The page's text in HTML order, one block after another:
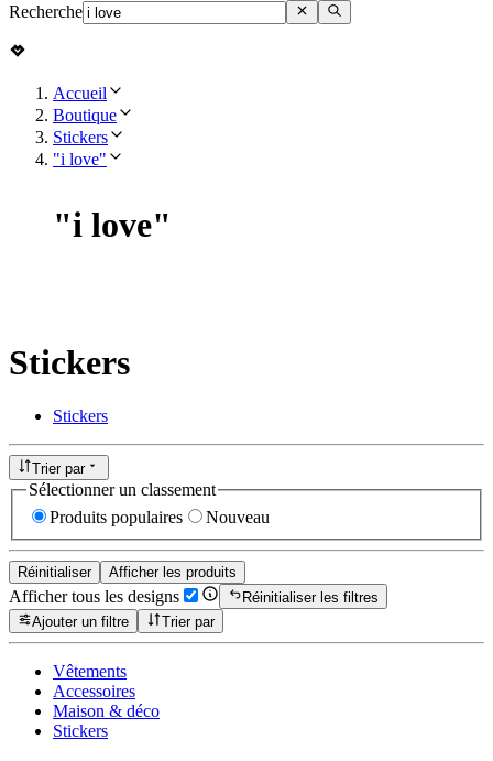
Recherche
Accueil
Boutique
Stickers
"i love"
"i love"
Stickers
Stickers
Trier par
Sélectionner un classement
Produits populaires
Nouveau
Réinitialiser Afficher les produits
Afficher tous les designs
Réinitialiser les filtres
Ajouter un filtre
Trier par
Vêtements
Accessoires
Maison & déco
Stickers